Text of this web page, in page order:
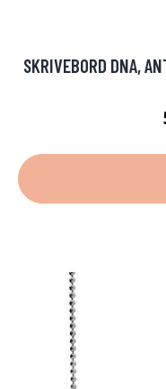
SKRIVEBORD DNA,